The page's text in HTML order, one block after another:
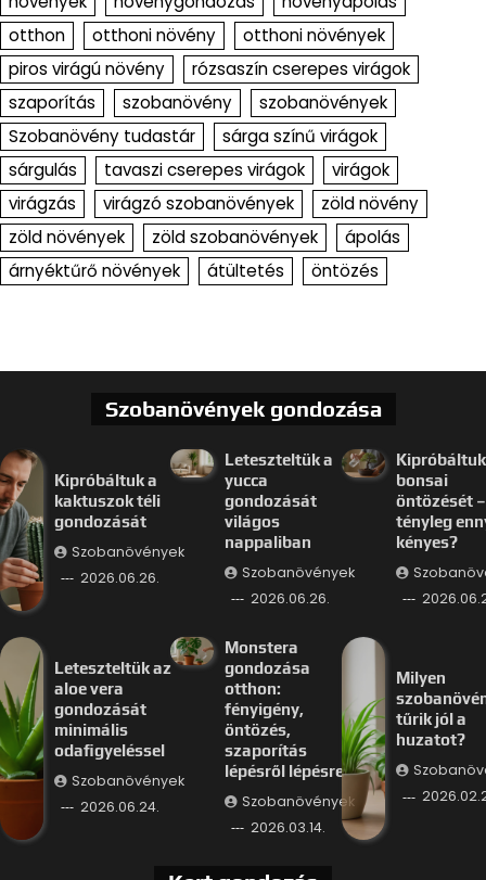
otthon
otthoni növény
otthoni növények
piros virágú növény
rózsaszín cserepes virágok
szaporítás
szobanövény
szobanövények
Szobanövény tudastár
sárga színű virágok
sárgulás
tavaszi cserepes virágok
virágok
virágzás
virágzó szobanövények
zöld növény
zöld növények
zöld szobanövények
ápolás
árnyéktűrő növények
átültetés öntözés
Szobanövények gondozása
Kipróbáltuk a
kaktuszok téli
gondozását
Szobanövények
2026.06.26.
Leteszteltük a
yucca
gondozását
világos
nappaliban
Szobanövények
2026.06.26.
bonsai
öntözését –
tényleg
kényes?
Leteszteltük az
aloe vera
gondozását
minimális
odafigyeléssel
Szobanövények
2026.06.24.
Monstera
gondozása
otthon:
fényigény,
öntözés,
szaporítás
lépésről lépésre
Szobanövények
2026.03.14.
Milyen
tűrik jól a
huzatot?